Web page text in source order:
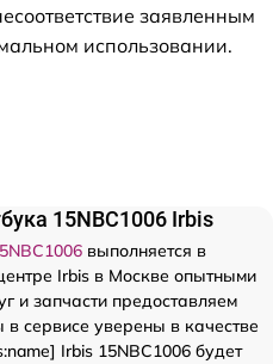
заявленным
использовании.
15NBC1006 Irbis
выполняется в
Irbis в Москве опытными
и запчасти предоставляем
сервисе уверены в качестве
Irbis 15NBC1006 будет